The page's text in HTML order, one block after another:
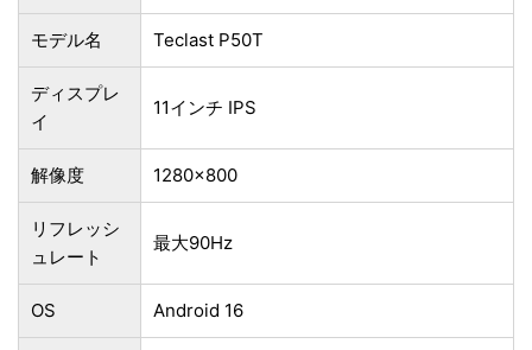
モデル名 Teclast P50T
ディスプレ
イ
11インチ IPS
解像度 1280×800
リフレッシ
ュレート
最大90Hz
OS Android 16